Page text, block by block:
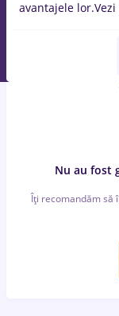
Nu au fost
Îți recomandăm să
avantajele lor.